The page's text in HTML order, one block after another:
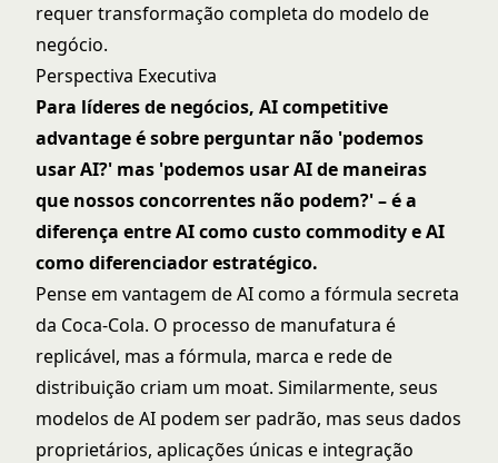
requer transformação completa do modelo de
negócio.
Perspectiva Executiva
Para líderes de negócios, AI competitive
advantage é sobre perguntar não 'podemos
usar AI?' mas 'podemos usar AI de maneiras
que nossos concorrentes não podem?' – é a
diferença entre AI como custo commodity e AI
como diferenciador estratégico.
Pense em vantagem de AI como a fórmula secreta
da Coca-Cola. O processo de manufatura é
replicável, mas a fórmula, marca e rede de
distribuição criam um moat. Similarmente, seus
modelos de AI podem ser padrão, mas seus dados
proprietários, aplicações únicas e integração